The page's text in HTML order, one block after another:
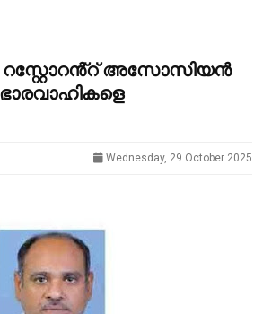
റസ്റ്റോറൻ്റ് അസോസിയൻ
Wednesday, 29 October 2025